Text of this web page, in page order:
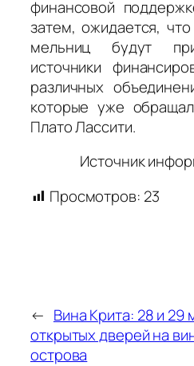
финансовой
затем, ожидается,
мельниц будут
источники
различных
которые уже
Плато Лассити.
Источник
Просмотров: 23
← Вина Крита: 28 и 29
открытых дверей на
острова